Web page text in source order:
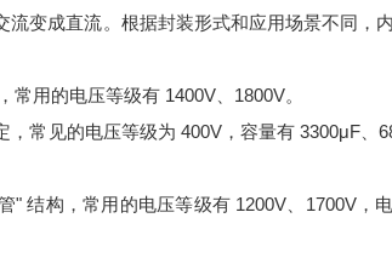
变成直流。根据封装形式和应用场景不同，
用的电压等级有 1400V、1800V。
常见的电压等级为 400V，容量有 3300μF、
" 结构，常用的电压等级有 1200V、1700V，